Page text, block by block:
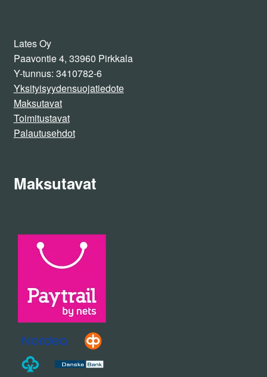
Lates Oy
Paavontie 4, 33960 Pirkkala
Y-tunnus: 3410782-6
Yksityisyydensuojatiedote
Maksutavat
Toimitustavat
Palautusehdot
Maksutavat